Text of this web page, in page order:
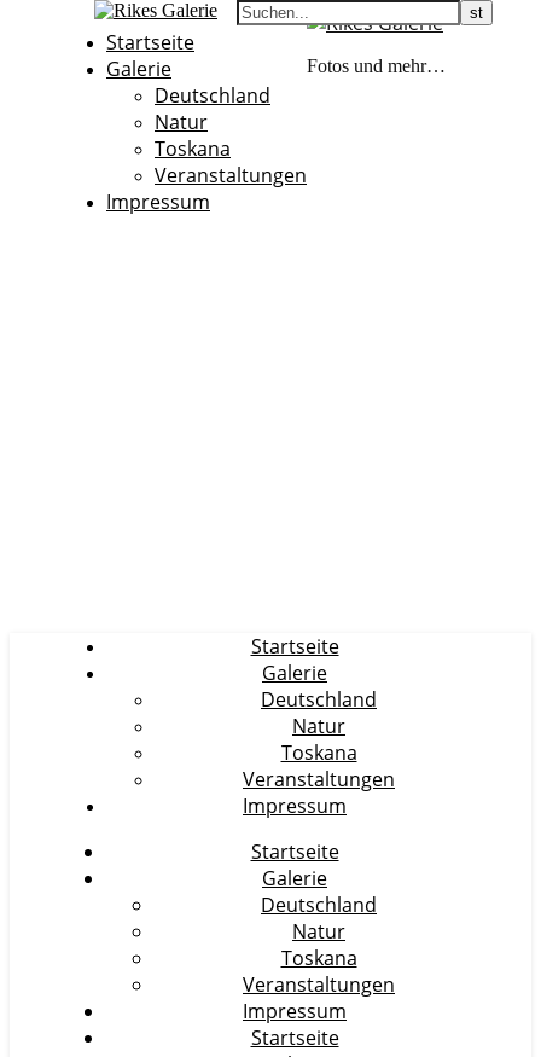
Startseite
Galerie
Deutschland
Natur
Toskana
Veranstaltungen
Impressum
Fotos und mehr…
Startseite
Galerie
Deutschland
Natur
Toskana
Veranstaltungen
Impressum
Startseite
Galerie
Deutschland
Natur
Toskana
Veranstaltungen
Impressum
Startseite